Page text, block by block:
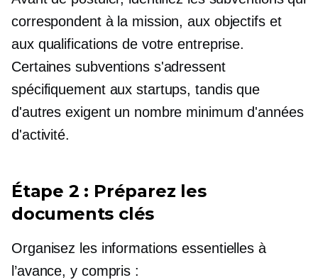
correspondent à la mission, aux objectifs et
aux qualifications de votre entreprise.
Certaines subventions s'adressent
spécifiquement aux startups, tandis que
d'autres exigent un nombre minimum d'années
d'activité.
Étape 2 : Préparez les
documents clés
Organisez les informations essentielles à
l’avance, y compris :